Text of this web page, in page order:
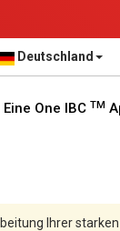
Deutschland
Eine One IBC TM
Ihrer